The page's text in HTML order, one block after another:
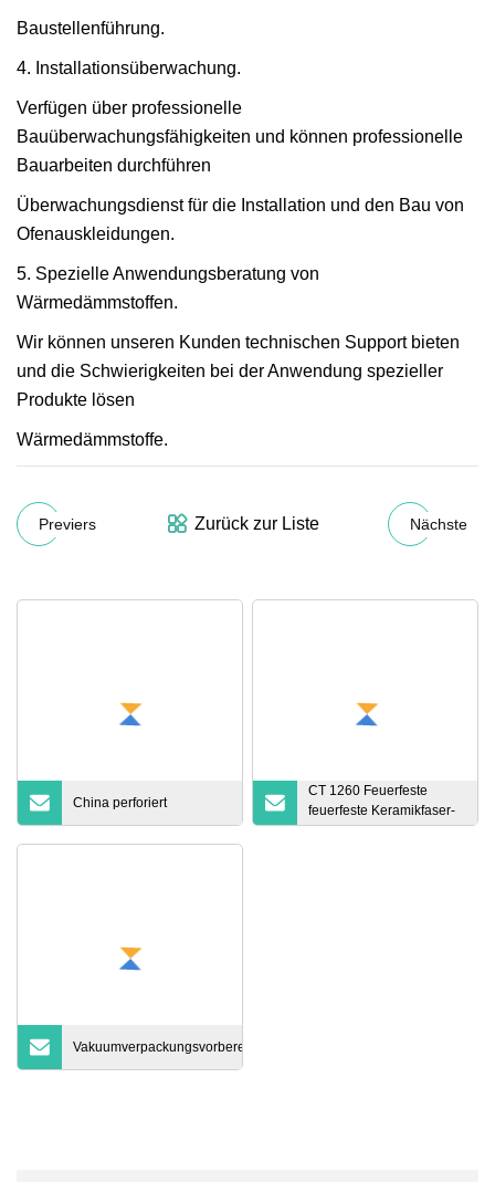
Baustellenführung.
4. Installationsüberwachung.
Verfügen über professionelle
Bauüberwachungsfähigkeiten und können professionelle
Bauarbeiten durchführen
Überwachungsdienst für die Installation und den Bau von
Ofenauskleidungen.
5. Spezielle Anwendungsberatung von
Wärmedämmstoffen.
Wir können unseren Kunden technischen Support bieten
und die Schwierigkeiten bei der Anwendung spezieller
Produkte lösen
Wärmedämmstoffe.
Previers Zurück zur Liste Nächste
China perforiert
CT 1260 Feuerfeste
feuerfeste Keramikfaser-
Isolierplatte
Vakuumverpackungsvorbereitung